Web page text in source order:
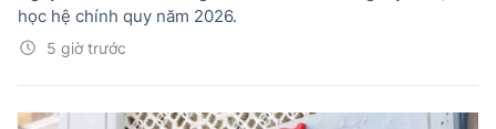
5 giờ trước
học hệ chính quy năm 2026.